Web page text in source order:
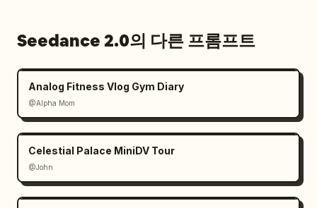
최종 초고속 파리 몽타주:
— 샹젤리제 거리 걷는 샷
— 일몰의 개선문
— 반짝이는 에펠탑
— 노트르담 뒤돌아보는 샷
— 빠르게 회전하는 셀카 전환
Seedance 2.0의 다른 프롬프트
Analog Fitness Vlog Gym Diary
@Alpha Mom
Celestial Palace MiniDV Tour
@John